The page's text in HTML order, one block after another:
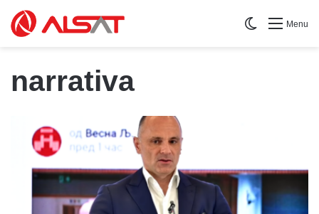
Menu
Switch skin
narrativa